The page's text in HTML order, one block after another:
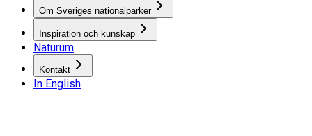
Om Sveriges nationalparker
Inspiration och kunskap
Naturum
Kontakt
In English